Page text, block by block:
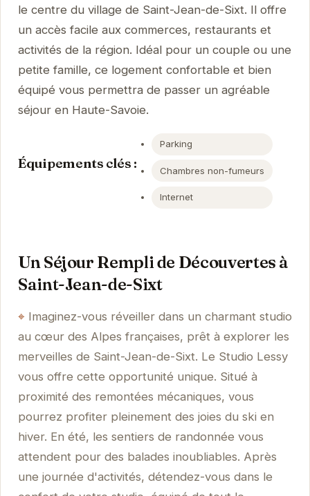
le centre du village de Saint-Jean-de-Sixt. Il offre
un accès facile aux commerces, restaurants et
activités de la région. Idéal pour un couple ou une
petite famille, ce logement confortable et bien
équipé vous permettra de passer un agréable
séjour en Haute-Savoie.
Équipements clés :
Parking
Chambres non-fumeurs
Internet
Un Séjour Rempli de Découvertes à
Saint-Jean-de-Sixt
Imaginez-vous réveiller dans un charmant studio
au cœur des Alpes françaises, prêt à explorer les
merveilles de Saint-Jean-de-Sixt. Le Studio Lessy
vous offre cette opportunité unique. Situé à
proximité des remontées mécaniques, vous
pourrez profiter pleinement des joies du ski en
hiver. En été, les sentiers de randonnée vous
attendent pour des balades inoubliables. Après
une journée d'activités, détendez-vous dans le